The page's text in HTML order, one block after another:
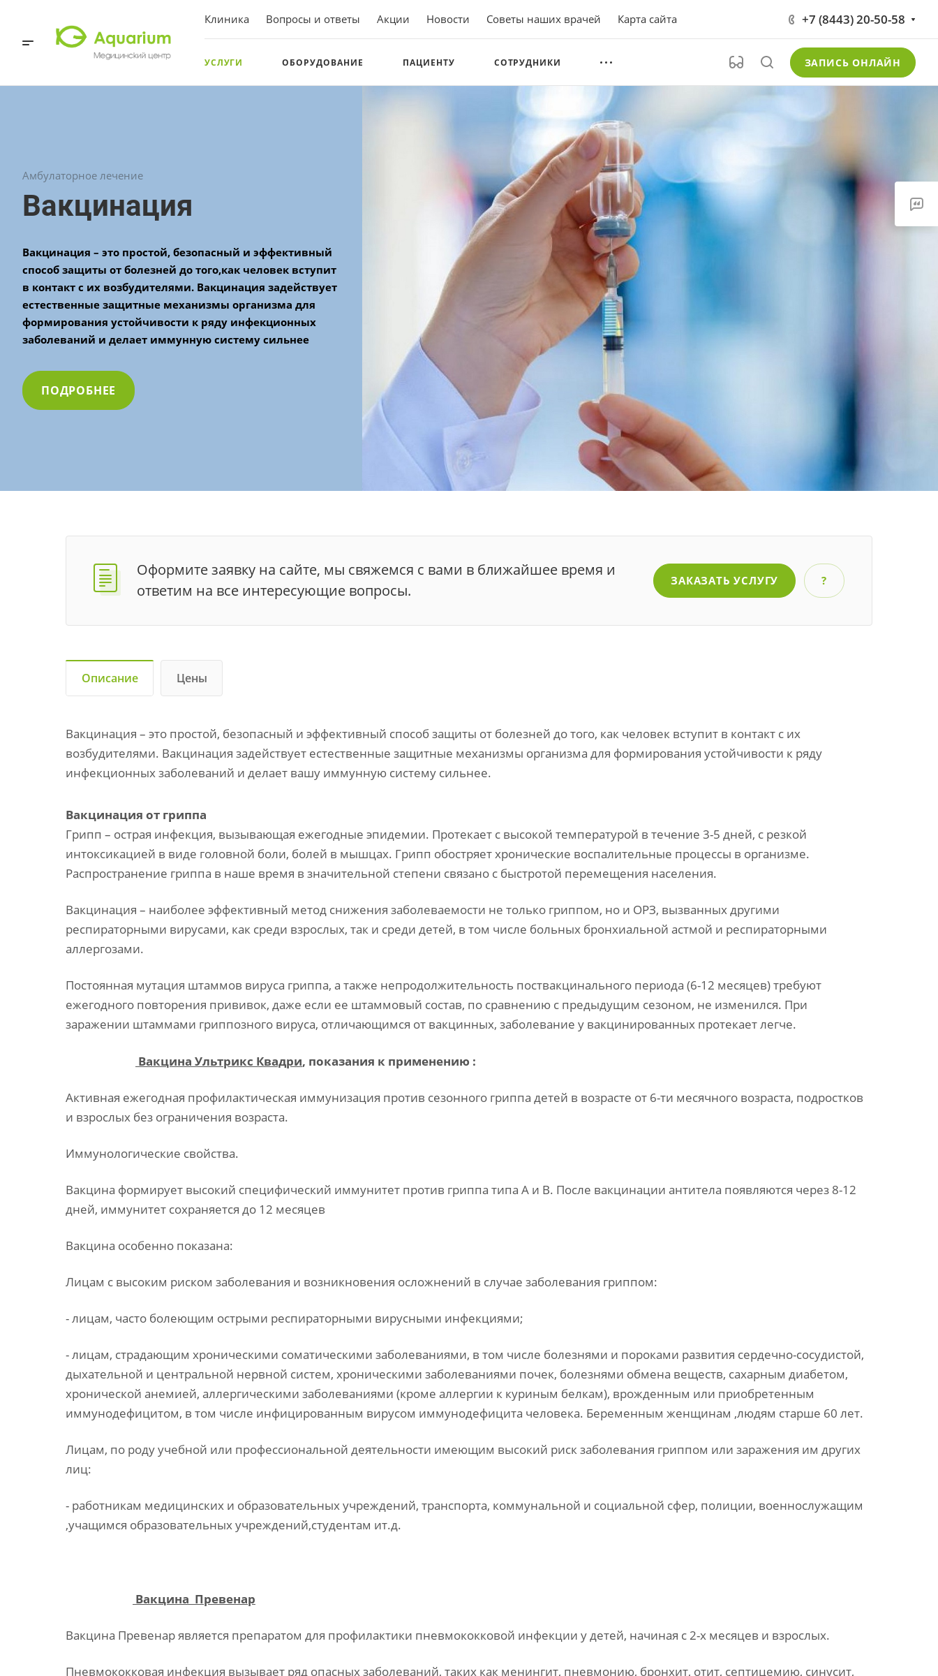
Клиника Вопросы и ответы Акции Новости Советы наших врачей Карта сайта +7 (8443) 20-50-58
УСЛУГИ ОБОРУДОВАНИЕ ПАЦИЕНТУ СОТРУДНИКИ ЗАПИСЬ ОНЛАЙН
Амбулаторное лечение
Вакцинация
Вакцинация – это простой, безопасный и эффективный
способ защиты от болезней до того,как человек вступит
в контакт с их возбудителями. Вакцинация задействует
естественные защитные механизмы организма для
формирования устойчивости к ряду инфекционных
заболеваний и делает иммунную систему сильнее
ПОДРОБНЕЕ
Оформите заявку на сайте, мы свяжемся с вами в ближайшее время и
ответим на все интересующие вопросы.
ЗАКАЗАТЬ УСЛУГУ ?
Описание Цены
Вакцинация – это простой, безопасный и эффективный способ защиты от болезней до того, как человек вступит в контакт с их
возбудителями. Вакцинация задействует естественные защитные механизмы организма для формирования устойчивости к ряду
инфекционных заболеваний и делает вашу иммунную систему сильнее.
Вакцинация от гриппа
Грипп – острая инфекция, вызывающая ежегодные эпидемии. Протекает с высокой температурой в течение 3-5 дней, с резкой
интоксикацией в виде головной боли, болей в мышцах. Грипп обостряет хронические воспалительные процессы в организме.
Распространение гриппа в наше время в значительной степени связано с быстротой перемещения населения.
Вакцинация – наиболее эффективный метод снижения заболеваемости не только гриппом, но и ОРЗ, вызванных другими
респираторными вирусами, как среди взрослых, так и среди детей, в том числе больных бронхиальной астмой и респираторными
аллергозами.
Постоянная мутация штаммов вируса гриппа, а также непродолжительность поствакцинального периода (6-12 месяцев) требуют
ежегодного повторения прививок, даже если ее штаммовый состав, по сравнению с предыдущим сезоном, не изменился. При
заражении штаммами гриппозного вируса, отличающимся от вакцинных, заболевание у вакцинированных протекает легче.
Вакцина Ультрикс Квадри, показания к применению :
Активная ежегодная профилактическая иммунизация против сезонного гриппа детей в возрасте от 6-ти месячного возраста, подростков
и взрослых без ограничения возраста.
Иммунологические свойства.
Вакцина формирует высокий специфический иммунитет против гриппа типа А и В. После вакцинации антитела появляются через 8-12
дней, иммунитет сохраняется до 12 месяцев
Вакцина особенно показана:
Лицам с высоким риском заболевания и возникновения осложнений в случае заболевания гриппом:
- лицам, часто болеющим острыми респираторными вирусными инфекциями;
- лицам, страдающим хроническими соматическими заболеваниями, в том числе болезнями и пороками развития сердечно-сосудистой,
дыхательной и центральной нервной систем, хроническими заболеваниями почек, болезнями обмена веществ, сахарным диабетом,
хронической анемией, аллергическими заболеваниями (кроме аллергии к куриным белкам), врожденным или приобретенным
иммунодефицитом, в том числе инфицированным вирусом иммунодефицита человека. Беременным женщинам ,людям старше 60 лет.
Лицам, по роду учебной или профессиональной деятельности имеющим высокий риск заболевания гриппом или заражения им других
лиц:
- работникам медицинских и образовательных учреждений, транспорта, коммунальной и социальной сфер, полиции, военнослужащим
,учащимся образовательных учреждений,студентам ит.д.
Вакцина Превенар
Вакцина Превенар является препаратом для профилактики пневмококковой инфекции у детей, начиная с 2-х месяцев и взрослых.
Пневмококковая инфекция вызывает ряд опасных заболеваний, таких как менингит, пневмонию, бронхит, отит, септицемию, синусит,